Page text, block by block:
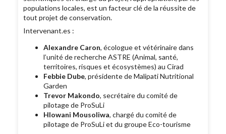
populations locales, est un facteur clé de la réussite de
tout projet de conservation.
Intervenant.es :
Alexandre Caron, écologue et vétérinaire dans
l’unité de recherche ASTRE (Animal, santé,
territoires, risques et écosystèmes) au Cirad
Febbie Dube, présidente de Malipati Nutritional
Garden
Trevor Makondo, secrétaire du comité de
pilotage de ProSuLi
Hlowani Mousoliwa, chargé du comité de
pilotage de ProSuLi et du groupe Eco-tourisme